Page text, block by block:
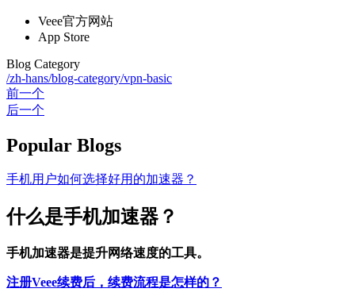
Veee官方网站
App Store
Blog Category
/zh-hans/blog-category/vpn-basic
前一个
后一个
Popular Blogs
手机用户如何选择好用的加速器？
什么是手机加速器？
手机加速器是提升网络速度的工具。
注册Veee续费后，续费流程是怎样的？